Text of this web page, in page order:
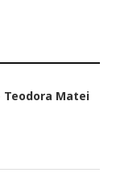
Teodora Matei